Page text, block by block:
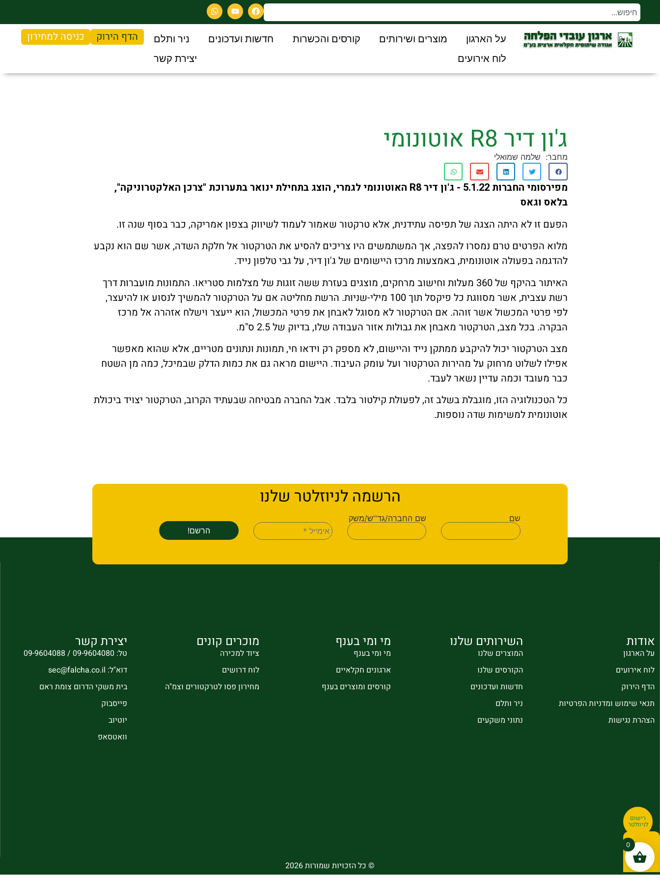
על הארגון מוצרים ושירותים קורסים והכשרות חדשות ועדכונים
ניר ותלם
לוח אירועים
יצירת קשר
הדף הירוק כניסה למחירון
ג'ון דיר R8 אוטונומי
מחבר: שלמה שמואלי
מפירסומי החברות 5.1.22 - ג'ון דיר R8 האוטונומי לגמרי, הוצג בתחילת ינואר בתערוכת "צרכן האלקטרוניקה",
בלאס וגאס
הפעם זו לא היתה הצגה של תפיסה עתידנית, אלא טרקטור שאמור לעמוד לשיווק בצפון אמריקה, כבר בסוף שנה זו.
מלוא הפרטים טרם נמסרו להפצה, אך המשתמשים היו צריכים להסיע את הטרקטור אל חלקת השדה, אשר שם הוא נקבע
להדגמה בפעולה אוטונומית, באמצעות מרכז היישומים של ג'ון דיר, על גבי טלפון נייד.
האיתור בהיקף של 360 מעלות וחישוב מרחקים, מוצגים בעזרת ששה זוגות של מצלמות סטריאו. התמונות מועברות דרך
רשת עצבית, אשר מסווגת כל פיקסל תוך 100 מילי-שניות. הרשת מחליטה אם על הטרקטור להמשיך לנסוע או להיעצר,
לפי פרטי המכשול אשר זוהה. אם הטרקטור לא מסוגל לאבחן את פרטי המכשול, הוא ייעצר וישלח אזהרה אל מרכז
הבקרה. בכל מצב, הטרקטור מאבחן את גבולות אזור העבודה שלו, בדיוק של 2.5 ס"מ.
מצב הטרקטור יכול להיקבע ממתקן נייד והיישום, לא מספק רק וידאו חי, תמונות ונתונים מטריים, אלא שהוא מאפשר
אפילו לשלוט מרחוק על מהירות הטרקטור ועל עומק העיבוד. היישום מראה גם את כמות הדלק שבמיכל, כמה מן השטח
כבר מעובד וכמה עדיין נשאר לעבד.
כל הטכנולוגיה הזו, מוגבלת בשלב זה, לפעולת קילטור בלבד. אבל החברה מבטיחה שבעתיד הקרוב, הטרקטור יצויד ביכולת
אוטונומית למשימות שדה נוספות.
הרשמה לניוזלטר שלנו
שם שם החברה/גד''ש/משק
אודות
על הארגון
לוח אירועים
הדף הירוק
תנאי שימוש ומדניות הפרטיות
הצהרת נגישות
השירותים שלנו
המוצרים שלנו
הקורסים שלנו
חדשות ועדכונים
ניר ותלם
נתוני משקעים
מי ומי בענף
מי ומי בענף
ארגונים חקלאיים
קורסים ומוצרים בענף
מוכרים קונים
ציוד למכירה
לוח דרושים
מחירון פסו לטרקטורים וצמ"ה
יצירת קשר
טל: 09-9604080 / 09-9604088
דוא"ל: sec@falcha.co.il
בית משקי הדרום צומת ראם
פייסבוק
יוטיוב
וואטסאפ
© כל הזכויות שמורות 2026
רישום
לניוזלטר
0